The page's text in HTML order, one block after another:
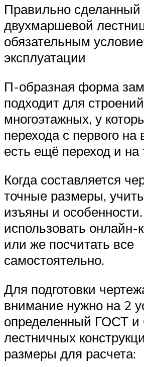
Правильно сделанный
двухмаршевой
обязательным
эксплуатации
П-образная форма
подходит для строений
многоэтажных, у
перехода с первого на
есть ещё переход и на
Когда составляется
точные размеры,
изъяны и
использовать онлайн-
или же посчитать все
самостоятельно.
Для подготовки
внимание нужно на 2
определенный ГОСТ
лестничных
размеры для расчета: